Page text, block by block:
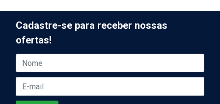
Cadastre-se para receber nossas
ofertas!